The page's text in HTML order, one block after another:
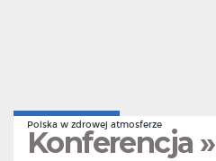
Polska w zdrowej atmosferze
Konferencja »